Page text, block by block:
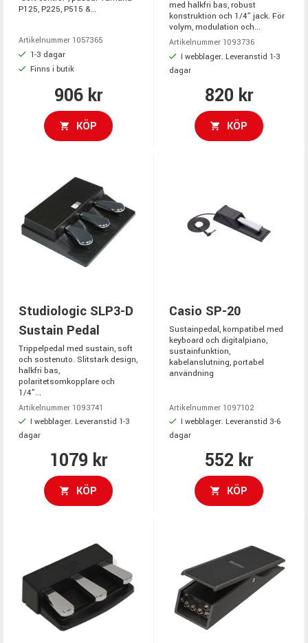
P125, P225, P515 &...
Artikelnummer 1057365
1-3 dagar
Finns i butik
906 kr
KÖP
med halkfri bas, robust
konstruktion och 1/4” jack. För
volym, modulation och...
Artikelnummer 1093736
I webblager. Leveranstid 1-3
dagar
820 kr
KÖP
Studiologic SLP3-D
Sustain Pedal
Trippelpedal med sustain, soft
och sostenuto. Slitstark design,
halkfri bas,
polaritetsomkopplare och
1/4”...
Artikelnummer 1093741
I webblager. Leveranstid 1-3
dagar
1079 kr
KÖP
Casio SP-20
Sustainpedal, kompatibel med
keyboard och digitalpiano,
sustainfunktion,
kabelanslutning, portabel
användning
Artikelnummer 1097102
I webblager. Leveranstid 3-6
dagar
552 kr
KÖP